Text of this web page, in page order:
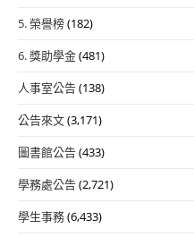
5. 榮譽榜(182)
6. 獎助學金(481)
人事室公告(138)
公告來文(3,171)
圖書館公告(433)
學務處公告(2,721)
學生事務(6,433)